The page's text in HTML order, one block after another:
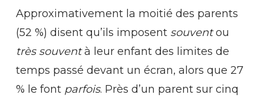
Approximativement la moitié des parents
(52 %) disent qu’ils imposent souventou
très souventà leur enfant des limites de
temps passé devant un écran, alors que 27
% le font parfois. Près d’un parent sur cinq